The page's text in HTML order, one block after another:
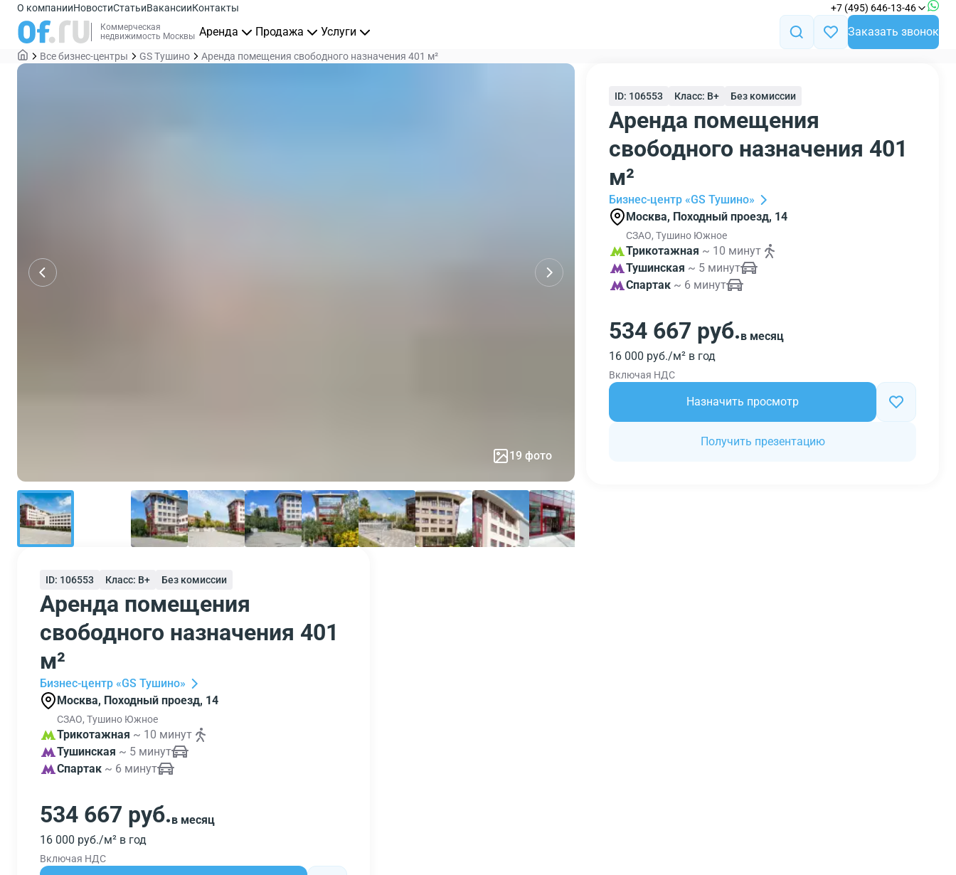
О компанииНовостиСтатьиВакансииКонтакты +7 (495) 646-13-46
Коммерческая
недвижимость Москвы Аренда Продажа Услуги Заказать звонок
Все бизнес-центры GS Тушино Аренда помещения свободного назначения 401 м²
19 фото
ID: 106553 Класс: B+ Без комиссии
Аренда помещения
свободного назначения 401
м²
Бизнес-центр «GS Тушино»
Москва, Походный проезд, 14
СЗАО, Тушино Южное
Трикотажная ~ 10 минут
Тушинская ~ 5 минут
Спартак ~ 6 минут
534 667 руб.в месяц
16 000 руб./м² в год
Включая НДС
ID: 106553 Класс: B+ Без комиссии
Аренда помещения
свободного назначения 401
м²
Бизнес-центр «GS Тушино»
Москва, Походный проезд, 14
СЗАО, Тушино Южное
Трикотажная ~ 10 минут
Тушинская ~ 5 минут
Спартак ~ 6 минут
534 667 руб.в месяц
16 000 руб./м² в год
Включая НДС
Назначить просмотр
Получить презентацию